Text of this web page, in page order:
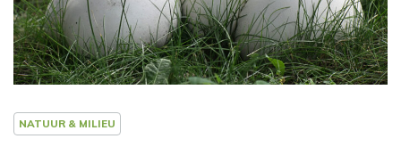
NATUUR & MILIEU